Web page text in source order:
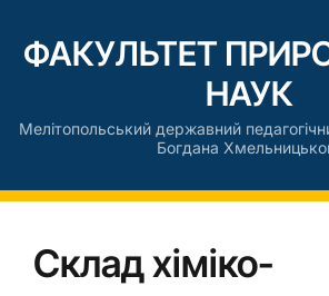
ФАКУЛЬТЕТ
НАУК
Мелітопольський державний
Богдана
Склад хіміко-